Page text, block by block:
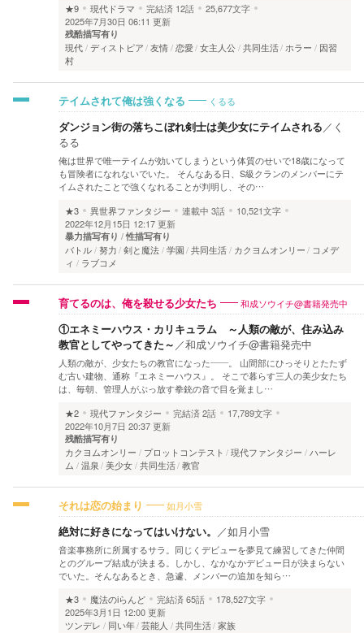
★9
現代ドラマ 完結済 12話
25,677文字
2025年7月30日 06:11 更新
残酷描写有り
現代 ディストピア 友情 恋愛 女主人公 共同生活 ホラー
因習
村
テイムされて俺は強くなる くるる
ダンジョン街の落ちこぼれ剣士は美少女にテイムされる／ く
るる
俺は世界で唯一テイムが効いてしまうという体質のせいで18歳になって
も冒険者になれないでいた。 そんなある日、S級クランのメンバーにテ
イムされたことで強くなれることが判明し、その…
★3
異世界ファンタジー 連載中 3話
10,521文字
2022年12月15日 12:17 更新
暴力描写有り 性描写有り
バトル 努力 剣と魔法 学園 共同生活 カクヨムオンリー
コメデ
ィ
ラブコメ
育てるのは、俺を殺せる少女たち 和成ソウイチ@書籍発売中
①エネミーハウス・カリキュラム ～人類の敵が、住み込み
教官としてやってきた～ ／和成ソウイチ@書籍発売中
人類の敵が、少女たちの教官になった――。 山間部にひっそりとたたず
む古い建物、通称『エネミーハウス』。 そこで暮らす三人の美少女たち
は、毎朝、管理人がぶっ放す拳銃の音で目を覚まし…
★2
現代ファンタジー 完結済2話
17,789文字
2022年10月7日 20:37 更新
残酷描写有り
カクヨムオンリー プロットコンテスト 現代ファンタジー
ハーレ
ム
温泉 美少女 共同生活 教官
それは恋の始まり 如月小雪
絶対に好きになってはいけない。 ／如月小雪
音楽事務所に所属するサラ。同じくデビューを夢見て練習してきた仲間
とのグループ結成が決まる。しかし、なかなかデビュー日が決まらない
でいた。そんなあるとき、急遽、メンバーの追加を知ら…
★3
魔法のiらんど 完結済65話
178,527文字
2025年3月1日 12:00 更新
ツンデレ
同い年 芸能人 共同生活 家族